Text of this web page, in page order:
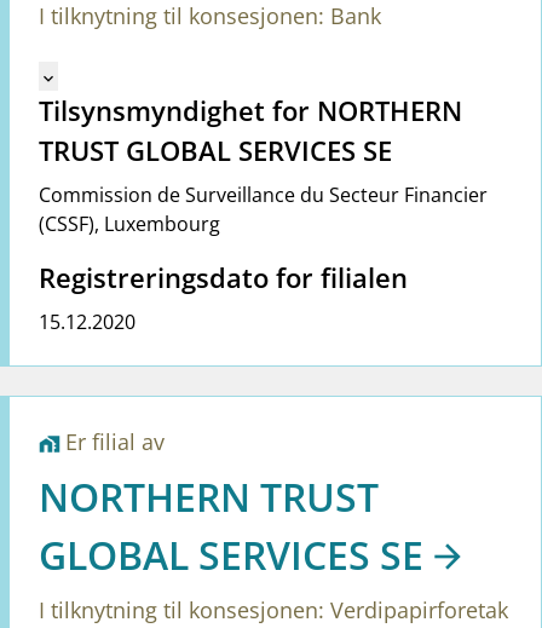
I tilknytning til konsesjonen: Bank
Mangler tekst for vreg.ShowMoreInformation (no)
keyboard_arrow_down
Tilsynsmyndighet for NORTHERN
TRUST GLOBAL SERVICES SE
Commission de Surveillance du Secteur Financier
(CSSF), Luxembourg
Registreringsdato for filialen
15.12.2020
home_work Er filial av
NORTHERN TRUST
GLOBAL SERVICES SE
I tilknytning til konsesjonen: Verdipapirforetak